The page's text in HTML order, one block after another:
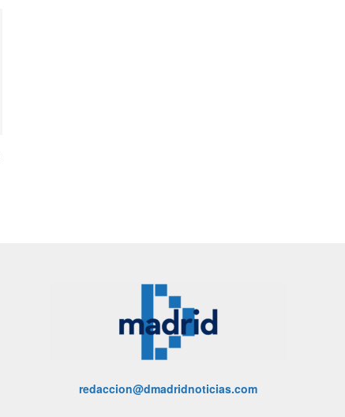
redaccion@dmadridnoticias.com